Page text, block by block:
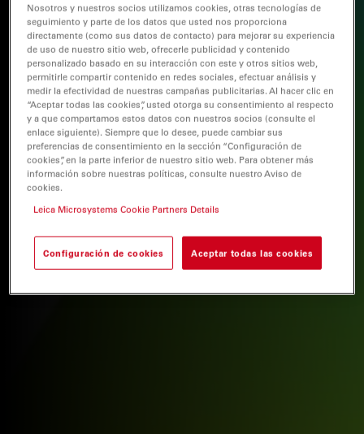
Nosotros y nuestros socios utilizamos cookies, otras tecnologías de
seguimiento y parte de los datos que usted nos proporciona
directamente (como sus datos de contacto) para mejorar su experiencia
de uso de nuestro sitio web, ofrecerle publicidad y contenido
personalizado basado en su interacción con este y otros sitios web,
permitirle compartir contenido en redes sociales, efectuar análisis y
medir la efectividad de nuestras campañas publicitarias. Al hacer clic en
“Aceptar todas las cookies”, usted otorga su consentimiento al respecto
y a que compartamos estos datos con nuestros socios (consulte el
enlace siguiente). Siempre que lo desee, puede cambiar sus
preferencias de consentimiento en la sección “Configuración de
cookies”, en la parte inferior de nuestro sitio web. Para obtener más
información sobre nuestras políticas, consulte nuestro Aviso de
cookies.
Leica Microsystems Cookie Partners Details
Configuración de cookies Aceptar todas las cookies